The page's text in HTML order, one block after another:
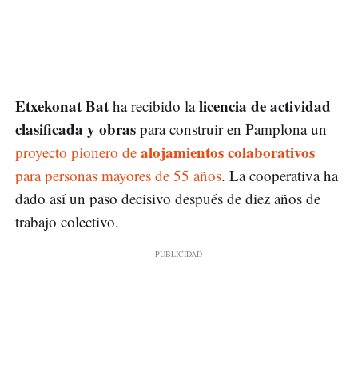
Etxekonat Bat ha recibido lalicencia de actividad
clasificada y obras para construir en Pamplona un
proyecto pionero de alojamientos colaborativos
para personas mayores de 55 años. La cooperativa ha
dado así un paso decisivo después de diez años de
trabajo colectivo.